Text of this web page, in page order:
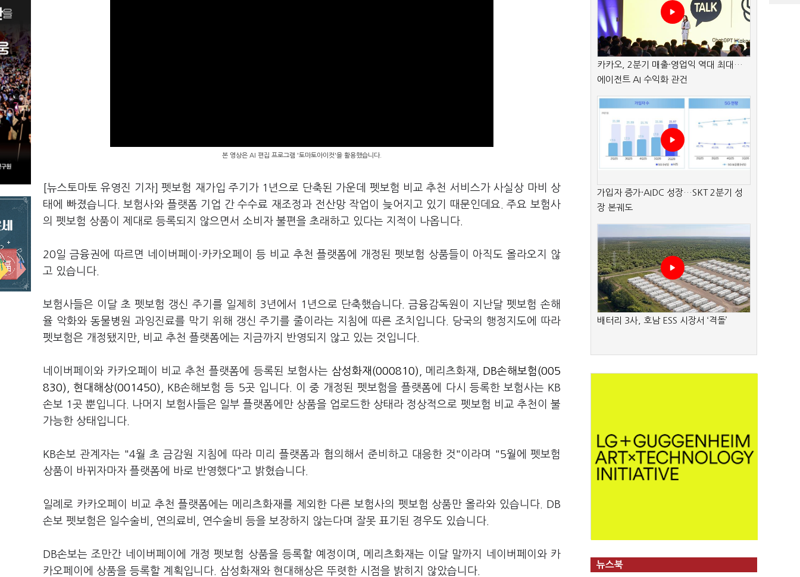
본 영상은 AI 편집 프로그램 '토마토아이컷'을 활용했습니다.
[뉴스토마토 유영진 기자] 펫보험 재가입 주기가 1년으로 단축된 가운데 펫보험 비교 추천 서비스가 사실상 마비 상
태에 빠졌습니다. 보험사와 플랫폼 기업 간 수수료 재조정과 전산망 작업이 늦어지고 있기 때문인데요. 주요 보험사
의 펫보험 상품이 제대로 등록되지 않으면서 소비자 불편을 초래하고 있다는 지적이 나옵니다.
20일 금융권에 따르면 네이버페이·카카오페이 등 비교 추천 플랫폼에 개정된 펫보험 상품들이 아직도 올라오지 않
고 있습니다.
보험사들은 이달 초 펫보험 갱신 주기를 일제히 3년에서 1년으로 단축했습니다. 금융감독원이 지난달 펫보험 손해
율 악화와 동물병원 과잉진료를 막기 위해 갱신 주기를 줄이라는 지침에 따른 조치입니다. 당국의 행정지도에 따라
펫보험은 개정됐지만, 비교 추천 플랫폼에는 지금까지 반영되지 않고 있는 것입니다.
네이버페이와 카카오페이 비교 추천 플랫폼에 등록된 보험사는 삼성화재(000810) , 메리츠화재,
DB손해보험(005
830)
현대해상(001450)
, KB손해보험 등 5곳 입니다. 이 중 개정된 펫보험을 플랫폼에 다시 등록한 보험사는 KB
손보 1곳 뿐입니다. 나머지 보험사들은 일부 플랫폼에만 상품을 업로드한 상태라 정상적으로 펫보험 비교 추천이 불
가능한 상태입니다.
KB손보 관계자는 "4월 초 금감원 지침에 따라 미리 플랫폼과 협의해서 준비하고 대응한 것"이라며 "5월에 펫보험
상품이 바뀌자마자 플랫폼에 바로 반영했다"고 밝혔습니다.
일례로 카카오페이 비교 추천 플랫폼에는 메리츠화재를 제외한 다른 보험사의 펫보험 상품만 올라와 있습니다. DB
손보 펫보험은 일수술비, 연의료비, 연수술비 등을 보장하지 않는다며 잘못 표기된 경우도 있습니다.
DB손보는 조만간 네이버페이에 개정 펫보험 상품을 등록할 예정이며, 메리츠화재는 이달 말까지 네이버페이와 카
카오페이에 상품을 등록할 계획입니다. 삼성화재와 현대해상은 뚜렷한 시점을 밝히지 않았습니다.
카카오, 2분기 매출·영업익 역대 최대…
에이전트 AI 수익화 관건
가입자 증가·AIDC 성장…SKT 2분기 성
장 본궤도
배터리 3사, 호남 ESS 시장서 ‘격돌’
뉴스북